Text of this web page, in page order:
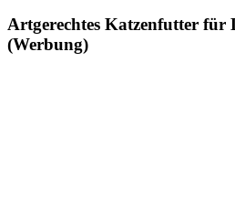
Artgerechtes Katzenfutter für
(Werbung)